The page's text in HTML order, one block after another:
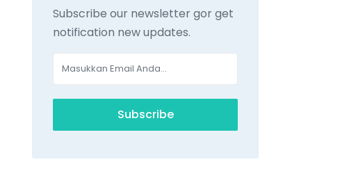
Subscribe our newsletter gor get
notification new updates.
Subscribe